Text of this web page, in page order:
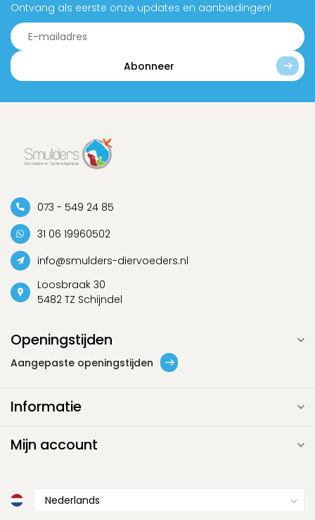
Ontvang als eerste onze updates en aanbiedingen!
Abonneer
073 - 549 24 85
31 06 19960502
info@smulders-diervoeders.nl
Loosbraak 30
5482 TZ Schijndel
Openingstijden
Aangepaste openingstijden
Informatie
Mijn account